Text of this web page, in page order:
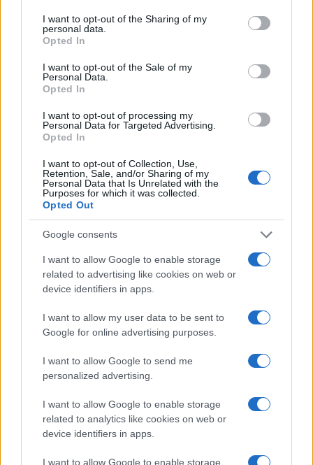
not limited to your visit or usage behaviour. You may click to
grant or deny consent to Google and its third-party tags to
use your data for below specified purposes in below Google
consent section.
I want to opt-out of the Sharing of my
personal data.
Opted In
I want to opt-out of the Sale of my
Personal Data.
Opted In
I want to opt-out of processing my
Personal Data for Targeted Advertising.
Opted In
I want to opt-out of Collection, Use,
Retention, Sale, and/or Sharing of my
Personal Data that Is Unrelated with the
Purposes for which it was collected.
Opted Out
Google consents
I want to allow Google to enable storage
related to advertising like cookies on web or
device identifiers in apps.
I want to allow my user data to be sent to
Google for online advertising purposes.
I want to allow Google to send me
personalized advertising.
I want to allow Google to enable storage
related to analytics like cookies on web or
device identifiers in apps.
I want to allow Google to enable storage
Sigue leyendo